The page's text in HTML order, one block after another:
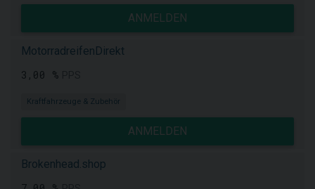
ANMELDEN
MotorradreifenDirekt
3,00 %
Kraftfahrzeuge & Zubehör
ANMELDEN
Brokenhead.shop